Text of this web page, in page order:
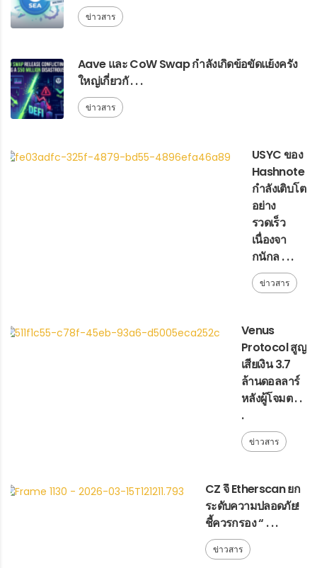
ข่าวสาร
Aave และ CoW Swap กำลังเกิดข้อขัดแย้งครั้ง
ใหญ่เกี่ยวกั . . .
ข่าวสาร
USYC ของ
Hashnote
กำลังเติบโต
อย่าง
รวดเร็ว
เนื่องจา
กนักล . . .
ข่าวสาร
Venus
Protocol สูญ
เสียเงิน 3.7
ล้านดอลลาร์
หลังผู้โจมต . .
.
ข่าวสาร
CZ จี้ Etherscan ยก
ระดับความปลอดภัย!
ชี้ควรกรอง “ . . .
ข่าวสาร